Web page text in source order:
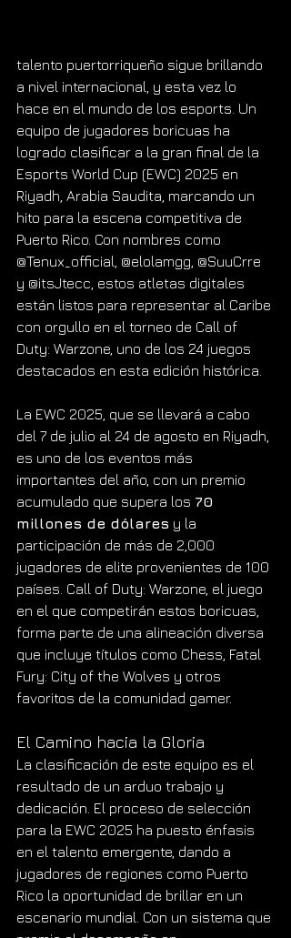
talento puertorriqueño sigue brillando
a nivel internacional, y esta vez lo
hace en el mundo de los esports. Un
equipo de jugadores boricuas ha
logrado clasificar a la gran final de la
Esports World Cup (EWC) 2025 en
Riyadh, Arabia Saudita, marcando un
hito para la escena competitiva de
Puerto Rico. Con nombres como
@Tenux_official, @elolamgg, @SuuCrre
y @itsJtecc, estos atletas digitales
están listos para representar al Caribe
con orgullo en el torneo de Call of
Duty: Warzone, uno de los 24 juegos
destacados en esta edición histórica.
La EWC 2025, que se llevará a cabo
del 7 de julio al 24 de agosto en Riyadh,
es uno de los eventos más
importantes del año, con un premio
acumulado que supera los 70
millones de dólares y la
participación de más de 2,000
jugadores de elite provenientes de 100
países. Call of Duty: Warzone, el juego
en el que competirán estos boricuas,
forma parte de una alineación diversa
que incluye títulos como Chess, Fatal
Fury: City of the Wolves y otros
favoritos de la comunidad gamer.
El Camino hacia la Gloria
La clasificación de este equipo es el
resultado de un arduo trabajo y
dedicación. El proceso de selección
para la EWC 2025 ha puesto énfasis
en el talento emergente, dando a
jugadores de regiones como Puerto
Rico la oportunidad de brillar en un
escenario mundial. Con un sistema que